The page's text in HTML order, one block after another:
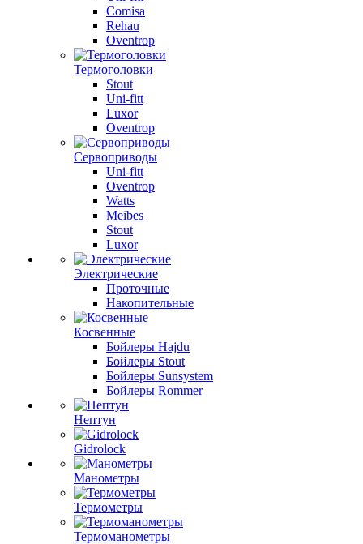
Comisa
Rehau
Oventrop
Термоголовки
Stout
Uni-fitt
Luxor
Oventrop
Сервоприводы
Uni-fitt
Oventrop
Watts
Meibes
Stout
Luxor
Электрические
Проточные
Накопительные
Косвенные
Бойлеры Hajdu
Бойлеры Stout
Бойлеры Sunsystem
Бойлеры Rommer
Нептун
Gidrolock
Манометры
Термометры
Термоманометры